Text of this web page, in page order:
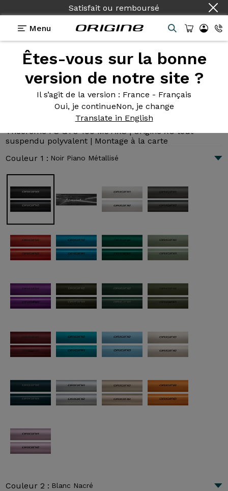
Satisfait ou remboursé
Menu
Êtes-vous sur la bonne
version de notre site ?
Il s’agit de la version : France - Français
Oui, je continueNon, je change
Translate in English
Présentation
Théorème FS GTO 100 M5 AXS
Théorème FS GTO 100 M5 AXS | Origine XC tout
suspendu polyvalent | Montage à la carte
Couleur 1 : Noir Piano Métallisé
Couleur 2 : Blanc Nacré